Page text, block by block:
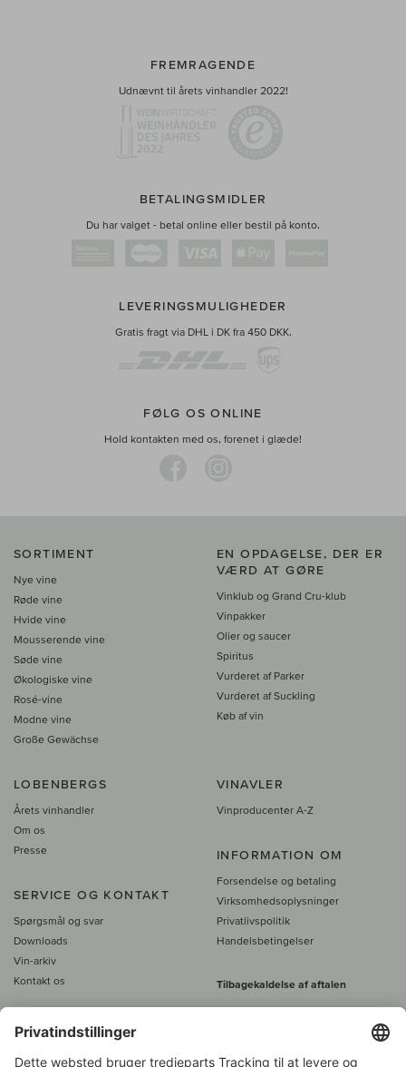
FREMRAGENDE
Udnævnt til årets vinhandler 2022!
BETALINGSMIDLER
Du har valget - betal online eller bestil på konto.
LEVERINGSMULIGHEDER
Gratis fragt via DHL i DK fra 450 DKK.
FØLG OS ONLINE
Hold kontakten med os, forenet i glæde!
SORTIMENT
Nye vine
Røde vine
Hvide vine
Mousserende vine
Søde vine
Økologiske vine
Rosé-vine
Modne vine
Große Gewächse
EN OPDAGELSE, DER ER
VÆRD AT GØRE
Vinklub og Grand Cru-klub
Vinpakker
Olier og saucer
Spiritus
Vurderet af Parker
Vurderet af Suckling
Køb af vin
LOBENBERGS
Årets vinhandler
Om os
Presse
SERVICE OG KONTAKT
Spørgsmål og svar
Downloads
Vin-arkiv
Kontakt os
VINAVLER
Vinproducenter A-Z
INFORMATION OM
Forsendelse og betaling
Virksomhedsoplysninger
Privatlivspolitik
Handelsbetingelser
Tilbagekaldelse af aftalen
Alle priser er inkl. moms, plus 39
450 DKK gratis fragt